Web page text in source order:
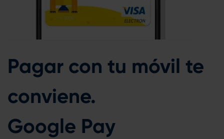
Pagar con tu móvil te
conviene.
Google Pay